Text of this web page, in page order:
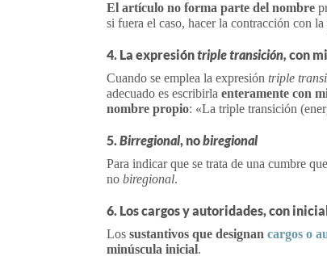
El artículo no forma parte del nombre
si fuera el caso, hacer la contracción con
4. La expresióntriple transición, con
Cuando se emplea la expresión triple
adecuado es escribirla enteramente con
nombre propio: «La triple transición
5.Birregional, nobiregional
Para indicar que se trata de una cumbre
no biregional.
6. Los cargos y autoridades, con
Los sustantivos que designan cargos o
minúscula inicial .